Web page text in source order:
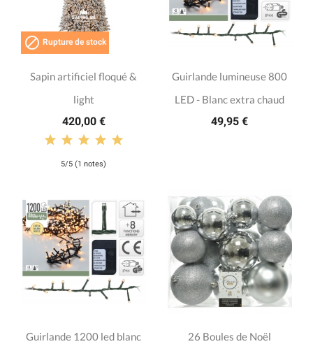
 Rupture de stock
Sapin artificiel floqué &
light
420,00 €
5/5 (1 notes)
Guirlande lumineuse 800
LED - Blanc extra chaud
49,95 €
Guirlande 1200 led blanc
26 Boules de Noël